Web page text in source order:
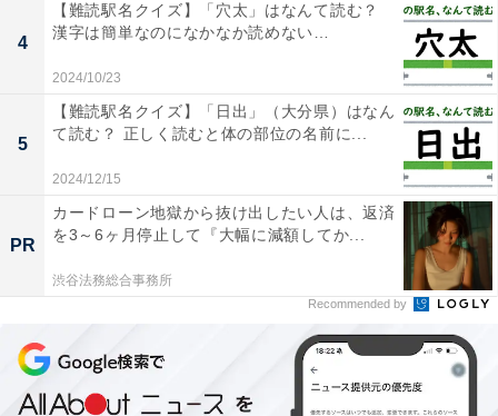
これが揺れると良い音が！ 「風鈴の中の部品」の名前は
何？【正式名称当てクイズ】
4
【難読駅名クイズ】「穴太」はなんて読む？
漢字は簡単なのになかなか読めない…
2024/10/23
5
【難読駅名クイズ】「日出」（大分県）はなん
て読む？ 正しく読むと体の部位の名前に...
2024/12/15
PR
カードローン地獄から抜け出したい人は、返済
を3～6ヶ月停止して『大幅に減額してか...
渋谷法務総合事務所
Recommended by